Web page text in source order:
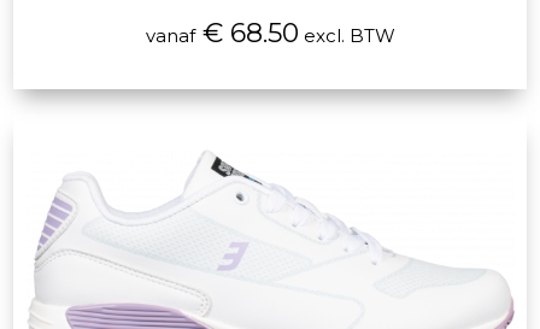
vanaf€ 68.50 excl. BTW